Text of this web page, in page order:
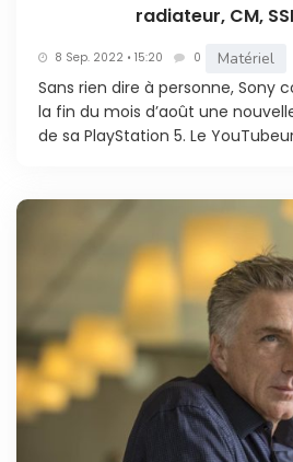
radiateur, CM,
8 Sep. 2022 • 15:20 0 Matériel
Sans rien dire à personne, Sony
la fin du mois d’août une
de sa PlayStation 5. Le